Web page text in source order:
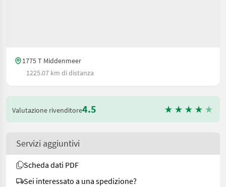
1775 T Middenmeer
1225.07 km di distanza
Valutazione rivenditore4.5
Servizi aggiuntivi
Scheda dati PDF
Sei interessato a una spedizione?